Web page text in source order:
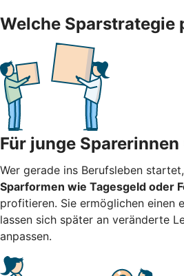
Welche Sparstrategie
Für junge
Wer gerade ins Berufsleben
Sparformen wie Tagesgeld oder
profitieren. Sie ermöglichen einen
lassen sich später an veränderte
anpassen.